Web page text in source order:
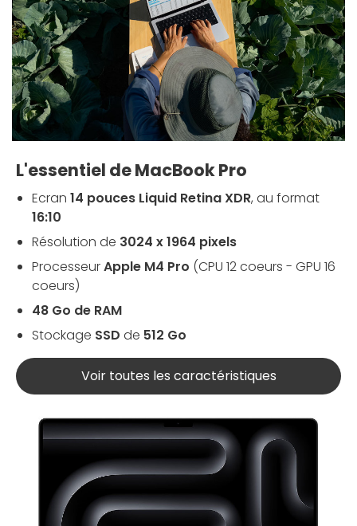
L'essentiel de MacBook Pro
Ecran 14 pouces Liquid Retina XDR, au format
16:10
Résolution de 3024 x 1964 pixels
ProcesseurApple M4 Pro (CPU 12 coeurs - GPU 16
coeurs)
48 Go de RAM
Stockage SSD de 512 Go
Voir toutes les caractéristiques